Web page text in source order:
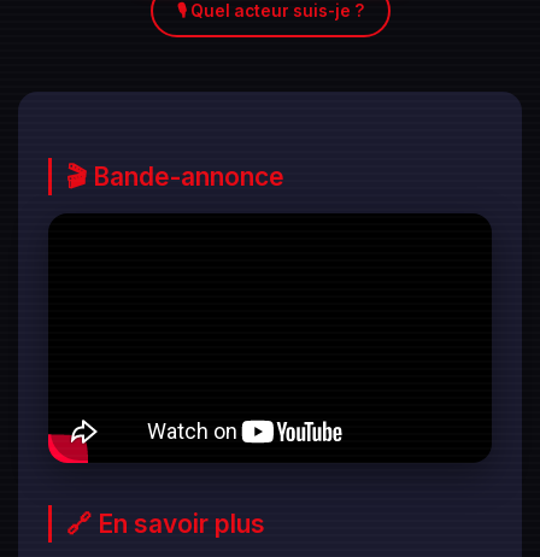
🎙️ Quel acteur suis-je ?
🎬 Bande-annonce
🔗 En savoir plus